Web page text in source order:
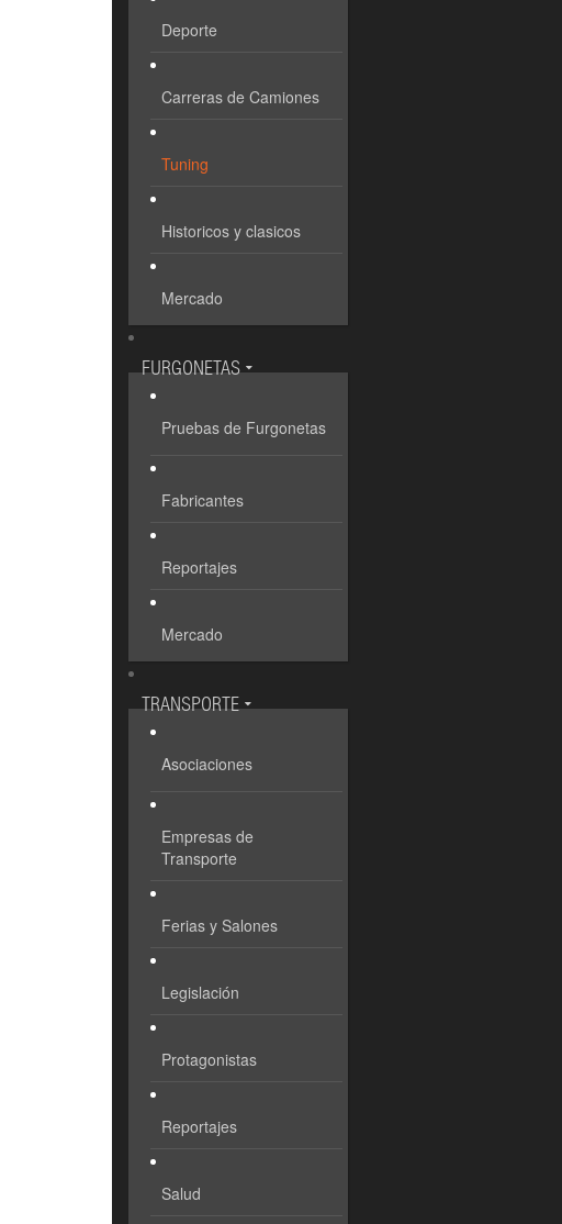
Deporte
Carreras de Camiones
Tuning
Historicos y clasicos
Mercado
FURGONETAS
Pruebas de Furgonetas
Fabricantes
Reportajes
Mercado
TRANSPORTE
Asociaciones
Empresas de
Transporte
Ferias y Salones
Legislación
Protagonistas
Reportajes
Salud